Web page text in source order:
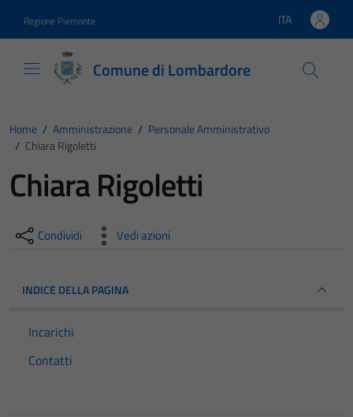
Regione Piemonte Lingua attiva:
ITA
Comune di Lombardore
Home / Amministrazione / Personale Amministrativo
/ Chiara Rigoletti
Chiara Rigoletti
Condividi Vedi azioni
INDICE DELLA PAGINA
Incarichi
Contatti